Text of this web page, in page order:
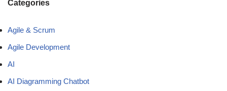
Categories
Agile & Scrum
Agile Development
AI
AI Diagramming Chatbot